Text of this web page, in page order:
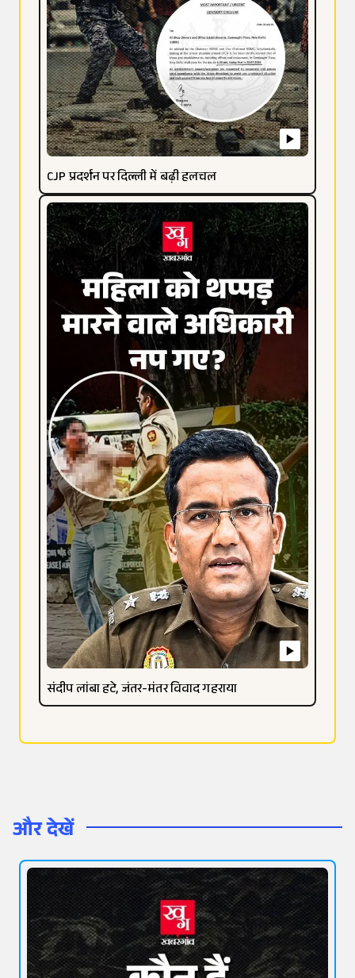
CJP प्रदर्शन पर दिल्ली में बढ़ी हलचल
संदीप लांबा हटे, जंतर-मंतर विवाद गहराया
और देखें